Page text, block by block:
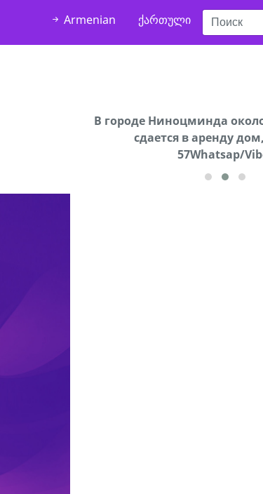
Armenian ქართული
В городе Ниноцминда
cдается в аренду
57Whatsap/
Продается машина марки
57Whatsap/